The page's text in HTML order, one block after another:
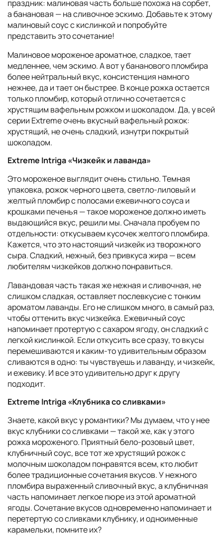
праздник: малиновая часть больше похожа на сорбет,
а банановая — на сливочное эскимо. Добавьте к этому
малиновый соус с кислинкой и попробуйте
представить это сочетание!
Малиновое мороженое ароматное, сладкое, тает
медленнее, чем эскимо. А вот у бананового пломбира
более нейтральный вкус, консистенция намного
нежнее, да и тает он быстрее. В конце рожка остается
только пломбир, который отлично сочетается с
хрустящим вафельным рожком и шоколадом. Да, у всей
серии Extreme очень вкусный вафельный рожок:
хрустящий, не очень сладкий, изнутри покрытый
шоколадом.
Extreme Intriga «Чизкейк и лаванда»
Это мороженое выглядит очень стильно. Темная
упаковка, рожок черного цвета, светло-лиловый и
желтый пломбир с полосами ежевичного соуса и
крошками печенья — такое мороженое должно иметь
выдающийся вкус, решили мы. Сначала пробуем по
отдельности: откусываем кусочек желтого пломбира.
Кажется, что это настоящий чизкейк из творожного
сыра. Сладкий, нежный, без привкуса жира — всем
любителям чизкейков должно понравиться.
Лавандовая часть такая же нежная и сливочная, не
слишком сладкая, оставляет послевкусие с тонким
ароматом лаванды. Его не слишком много, в самый раз,
чтобы оттенить вкус чизкейка. Ежевичный соус
напоминает протертую с сахаром ягоду, он сладкий с
легкой кислинкой. Если откусить все сразу, то вкусы
перемешиваются и каким-то удивительным образом
сливаются в одно: ты чувствуешь и лаванду, и чизкейк,
и ежевику. И все это удивительно друг к другу
подходит.
Extreme Intriga «Клубника со сливками»
Знаете, какой вкус у романтики? Мы думаем, что у нее
вкус клубники со сливками — такой же, как у этого
рожка мороженого. Приятный бело-розовый цвет,
клубничный соус, все тот же хрустящий рожок с
молочным шоколадом понравятся всем, кто любит
более традиционные сочетания вкусов. У нежного
пломбира выраженный сливочный вкус, а клубничная
часть напоминает легкое пюре из этой ароматной
ягоды. Сочетание вкусов одновременно напоминает и
перетертую со сливками клубнику, и одноименные
карамельки, помните их?